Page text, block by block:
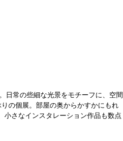
日常の些細な光景をモチーフに、空間
の個展。部屋の奥からかすかにもれ
小さなインスタレーション作品も数点